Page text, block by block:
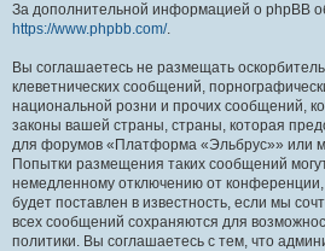
За дополнительной информацией о phpBB
https://www.phpbb.com/.
Вы соглашаетесь не размещать
клеветнических сообщений,
национальной розни и прочих сообщений,
законы вашей страны, страны, которая
для форумов «Платформа «Эльбрус»» или
Попытки размещения таких сообщений
немедленному отключению от
будет поставлен в известность, если мы
всех сообщений сохраняются для
политики. Вы соглашаетесь с тем, что